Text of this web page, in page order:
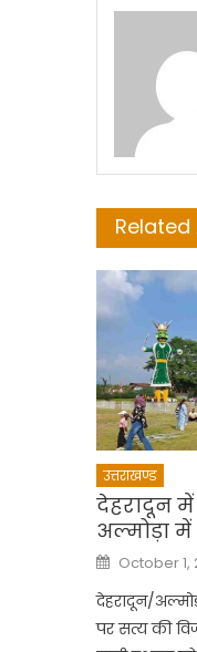
उत्तराखण्ड
देहरादून में
अल्मोड़ा
Posted
on
October 1,
देहरादून/
पर सत्य की